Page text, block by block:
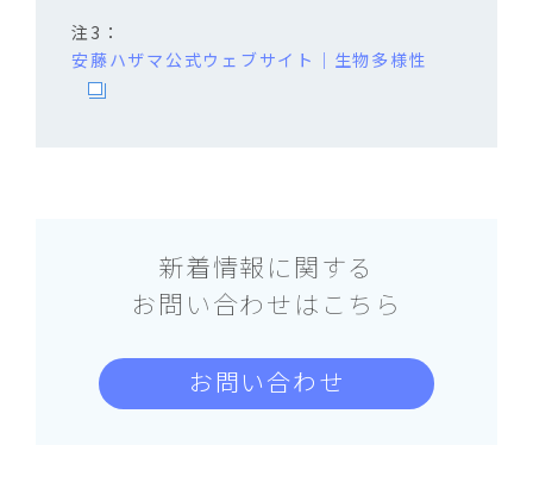
安藤ハザマ公式ウェブサイト｜生物多様性
新着情報に関する
お問い合わせはこちら
お問い合わせ